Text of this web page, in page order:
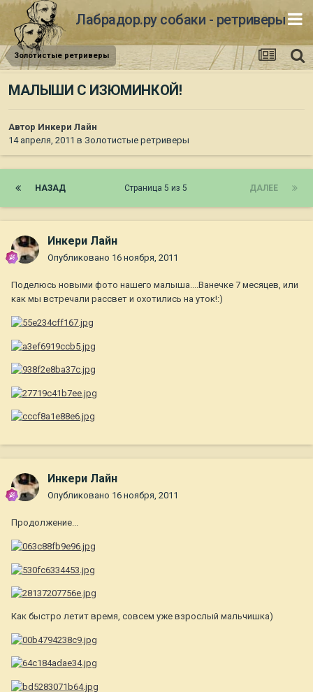
Лабрадор.ру собаки - ретриверы
Золотистые ретриверы
МАЛЫШИ С ИЗЮМИНКОЙ!
Автор Инкери Лайн
14 апреля, 2011 в Золотистые ретриверы
НАЗАД ДАЛЕЕ
Страница 5 из 5
Инкери Лайн
Опубликовано 16 ноября, 2011
Поделюсь новыми фото нашего малыша....Ванечке 7 месяцев, или
как мы встречали рассвет и охотились на уток!:)
Инкери Лайн
Опубликовано 16 ноября, 2011
Продолжение...
Как быстро летит время, совсем уже взрослый мальчишка)